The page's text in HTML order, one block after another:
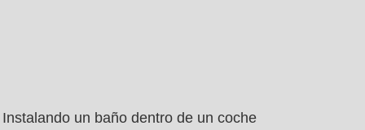
Instalando un baño dentro de un coche